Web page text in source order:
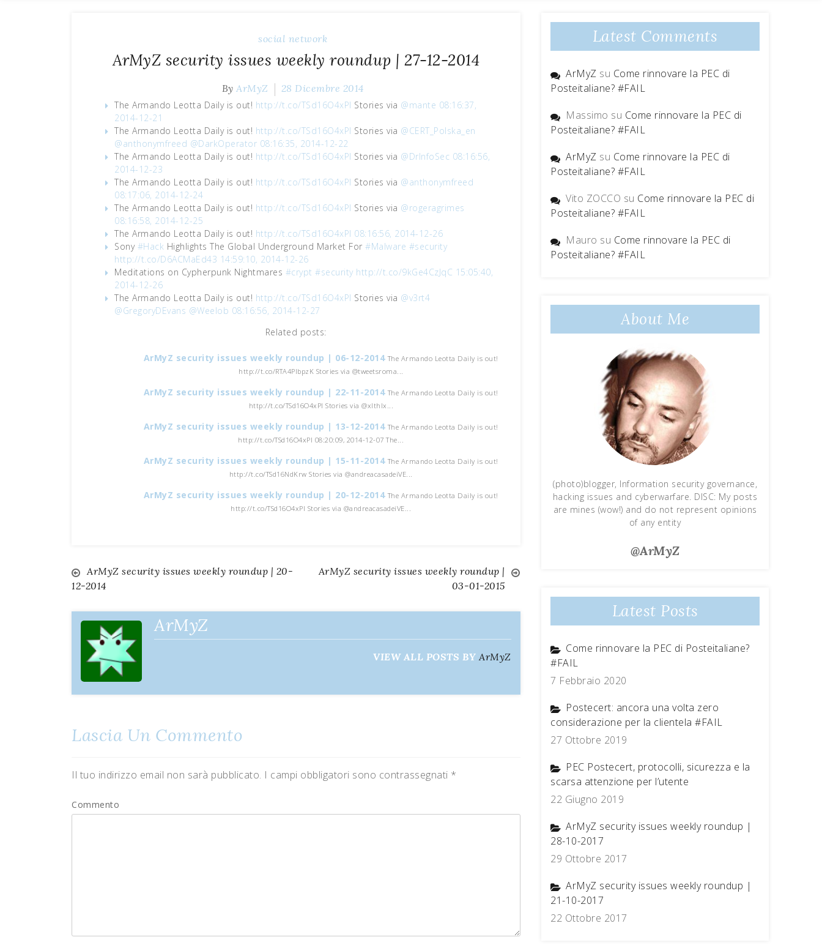
social network
ArMyZ security issues weekly roundup | 27-12-2014
ByArMyZ 28 Dicembre 2014
The Armando Leotta Daily is out! http://t.co/TSd16O4xPI Stories via @mante 08:16:37,
2014-12-21
The Armando Leotta Daily is out! http://t.co/TSd16O4xPI Stories via @CERT_Polska_en
@anthonymfreed @DarkOperator 08:16:35, 2014-12-22
The Armando Leotta Daily is out! http://t.co/TSd16O4xPI Stories via @DrInfoSec 08:16:56,
2014-12-23
The Armando Leotta Daily is out! http://t.co/TSd16O4xPI Stories via @anthonymfreed
08:17:06, 2014-12-24
The Armando Leotta Daily is out! http://t.co/TSd16O4xPI Stories via @rogeragrimes
08:16:58, 2014-12-25
The Armando Leotta Daily is out! http://t.co/TSd16O4xPI 08:16:56, 2014-12-26
Sony #Hack Highlights The Global Underground Market For #Malware #security
http://t.co/D6ACMaEd43 14:59:10, 2014-12-26
Meditations on Cypherpunk Nightmares #crypt #security http://t.co/9kGe4CzJqC 15:05:40,
2014-12-26
The Armando Leotta Daily is out! http://t.co/TSd16O4xPI Stories via @v3rt4
@GregoryDEvans @Weelob 08:16:56, 2014-12-27
Related posts:
ArMyZ security issues weekly roundup | 06-12-2014The Armando Leotta Daily is out!
http://t.co/RTA4PlbpzK Stories via @tweetsroma...
ArMyZ security issues weekly roundup | 22-11-2014The Armando Leotta Daily is out!
http://t.co/TSd16O4xPI Stories via @xlthlx...
ArMyZ security issues weekly roundup | 13-12-2014The Armando Leotta Daily is out!
http://t.co/TSd16O4xPI 08:20:09, 2014-12-07 The...
ArMyZ security issues weekly roundup | 15-11-2014The Armando Leotta Daily is out!
http://t.co/TSd16NdKrw Stories via @andreacasadeiVE...
ArMyZ security issues weekly roundup | 20-12-2014The Armando Leotta Daily is out!
http://t.co/TSd16O4xPI Stories via @andreacasadeiVE...
Navigazione
articoli
ArMyZ security issues weekly roundup | 20-
12-2014
ArMyZ security issues weekly roundup |
03-01-2015
ArMyZ
VIEW ALL POSTS BYArMyZ
Lascia Un Commento
Il tuo indirizzo email non sarà pubblicato. I campi obbligatori sono contrassegnati *
Commento
Latest Comments
ArMyZ su Come rinnovare la PEC di
Posteitaliane? #FAIL
Massimo su Come rinnovare la PEC di
Posteitaliane? #FAIL
ArMyZ su Come rinnovare la PEC di
Posteitaliane? #FAIL
Vito ZOCCO su Come rinnovare la PEC di
Posteitaliane? #FAIL
Mauro su Come rinnovare la PEC di
Posteitaliane? #FAIL
About Me
(photo)blogger, Information security governance,
hacking issues and cyberwarfare. DISC: My posts
are mines (wow!) and do not represent opinions
of any entity
@ArMyZ
Latest Posts
Come rinnovare la PEC di Posteitaliane?
#FAIL
7 Febbraio 2020
Postecert: ancora una volta zero
considerazione per la clientela #FAIL
27 Ottobre 2019
PEC Postecert, protocolli, sicurezza e la
scarsa attenzione per l’utente
22 Giugno 2019
ArMyZ security issues weekly roundup |
28-10-2017
29 Ottobre 2017
ArMyZ security issues weekly roundup |
21-10-2017
22 Ottobre 2017